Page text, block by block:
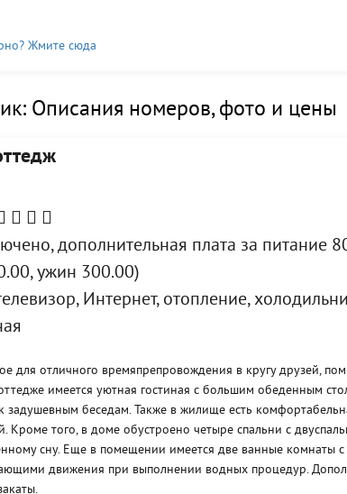
Жмите сюда
Описания номеров, фото и цены
дополнительная плата за питание
ужин 300.00)
Интернет, отопление,
для отличного времяпрепровождения в кругу друзей,
имеется уютная гостиная с большим обеденным
задушевным беседам. Также в жилище есть
Кроме того, в доме обустроено четыре спальни с
сну. Еще в помещении имеется две ванные комнаты
движения при выполнении водных процедур.